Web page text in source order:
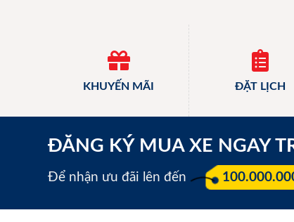
KHUYẾN MÃI ĐẶT LỊCH
ĐĂNG KÝ MUA XE NGAY
Để nhận ưu đãi lên đến